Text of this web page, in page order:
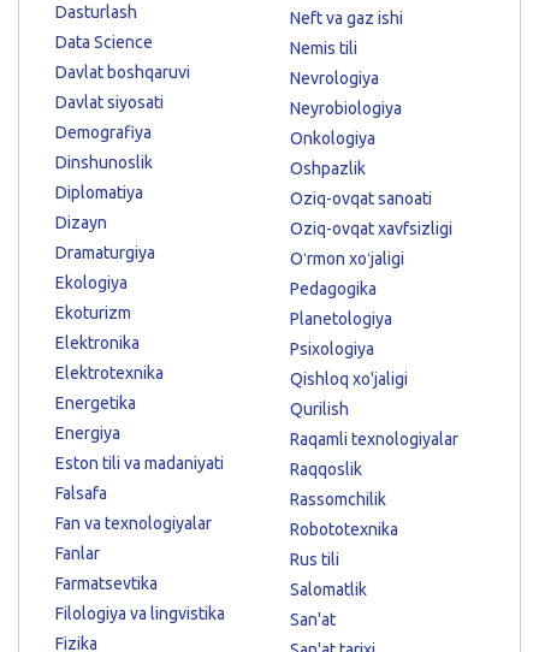
Dasturlash
Data Science
Davlat boshqaruvi
Davlat siyosati
Demografiya
Dinshunoslik
Diplomatiya
Dizayn
Dramaturgiya
Ekologiya
Ekoturizm
Elektronika
Elektrotexnika
Energetika
Energiya
Eston tili va madaniyati
Falsafa
Fan va texnologiyalar
Fanlar
Farmatsevtika
Filologiya va lingvistika
Fizika
Neft va gaz ishi
Nemis tili
Nevrologiya
Neyrobiologiya
Onkologiya
Oshpazlik
Oziq-ovqat sanoati
Oziq-ovqat xavfsizligi
Oʻrmon xoʻjaligi
Pedagogika
Planetologiya
Psixologiya
Qishloq xo'jaligi
Qurilish
Raqamli texnologiyalar
Raqqoslik
Rassomchilik
Robototexnika
Rus tili
Salomatlik
San'at